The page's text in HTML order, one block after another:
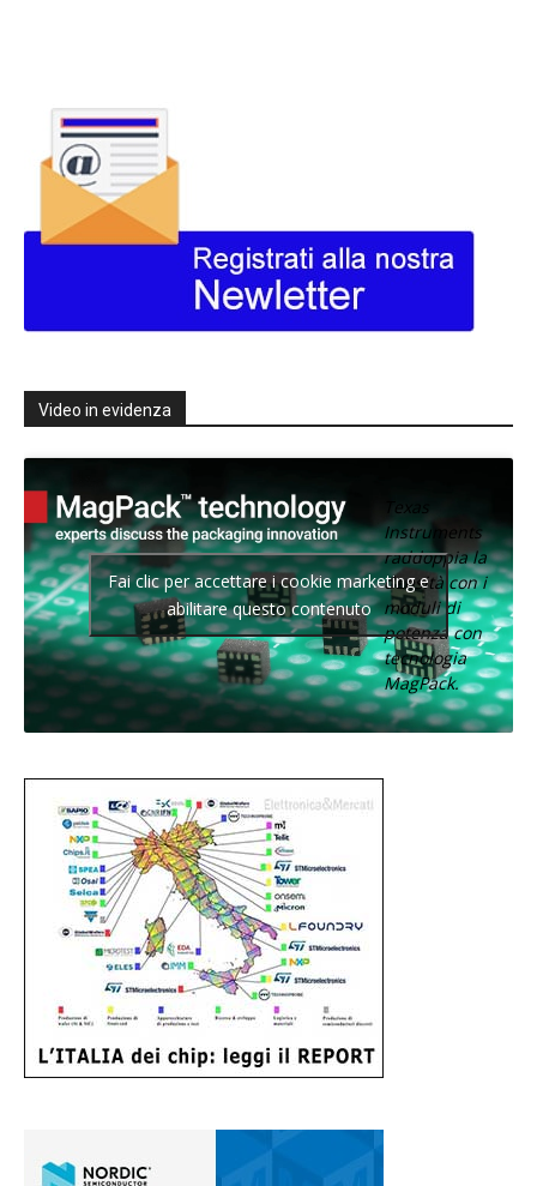
Video in evidenza
Texas
Instruments
raddoppia la
densità con i
moduli di
potenza con
tecnologia
MagPack.
Fai clic per accettare i cookie marketing e
abilitare questo contenuto